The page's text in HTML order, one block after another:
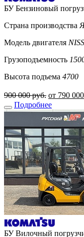
БУ Бензиновый
Страна производства
Модель двигателя
Грузоподъемность
Высота подъема 4700
900 000 руб. от 790
Подробнее
БУ Вилочный